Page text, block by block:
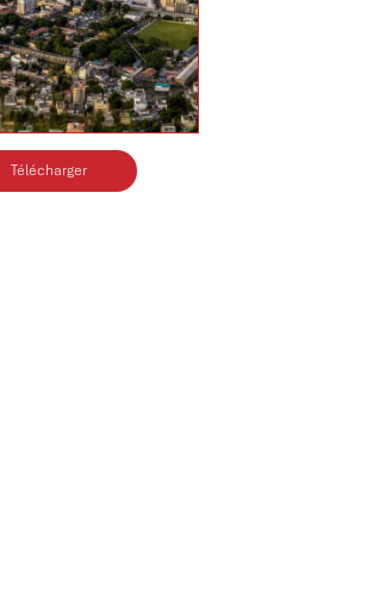
Télécharger